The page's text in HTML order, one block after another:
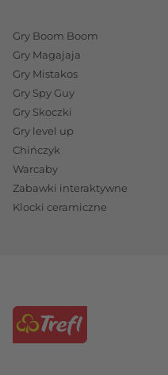
Gry Boom Boom
Gry Magajaja
Gry Mistakos
Gry Spy Guy
Gry Skoczki
Gry level up
Chińczyk
Warcaby
Zabawki interaktywne
Klocki ceramiczne